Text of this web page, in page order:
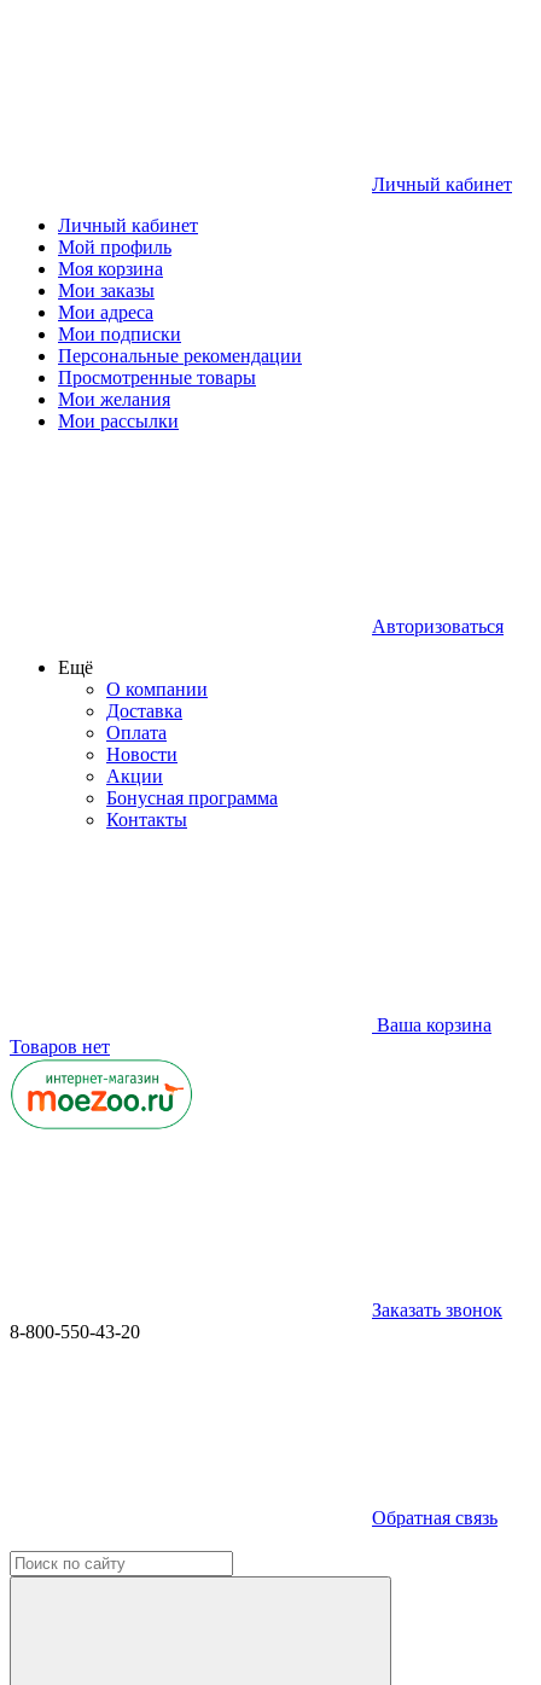
Личный кабинет
Личный кабинет
Мой профиль
Моя корзина
Мои заказы
Мои адреса
Мои подписки
Персональные рекомендации
Просмотренные товары
Мои желания
Мои рассылки
Авторизоваться
Ещё
О компании
Доставка
Оплата
Новости
Акции
Бонусная программа
Контакты
Ваша корзина
Товаров нет
Заказать звонок
8-800-550-43-20
Обратная связь